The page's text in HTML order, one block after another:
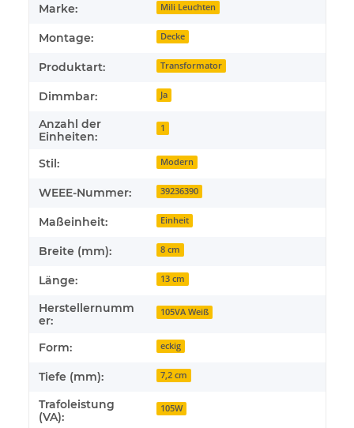
Marke: Mili Leuchten
Montage: Decke
Produktart: Transformator
Dimmbar: Ja
Anzahl der
Einheiten:
1
Stil: Modern
WEEE-Nummer: 39236390
Maßeinheit: Einheit
Breite (mm): 8 cm
Länge: 13 cm
Herstellernumm
er:
105VA Weiß
Form: eckig
Tiefe (mm): 7,2 cm
Trafoleistung
(VA):
105W